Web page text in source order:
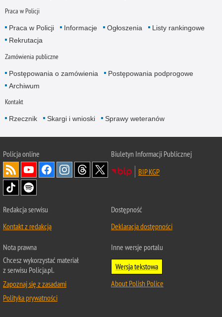
Praca w Policji
Praca w Policji Informacje Ogłoszenia
Listy rankingowe
Rekrutacja
Zamówienia publiczne
Postępowania o zamówienia
Postępowania podprogowe
Archiwum
Kontakt
Rzecznik Skargi i wnioski Sprawy weteranów
Policjaonline
Biuletyn Informacji Publicznej
BIP KGP
Redakcja serwisu
Kontakt z redakcją
Dostępność
Deklaracja dostępności
Nota prawna
Chcesz wykorzystać materiał
z serwisu Policja.pl.
Zapoznaj się z zasadami
Polityka prywatności
Inne wersje portalu
Wersja tekstowa
About Polish Police